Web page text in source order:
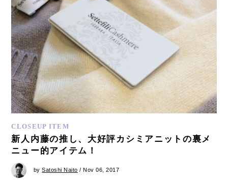
CLOSEUP ITEM
新人内藤の推し、大好評カシミアニットの裏メ
ニュー的アイテム！
bySatoshi Naito / Nov 06, 2017